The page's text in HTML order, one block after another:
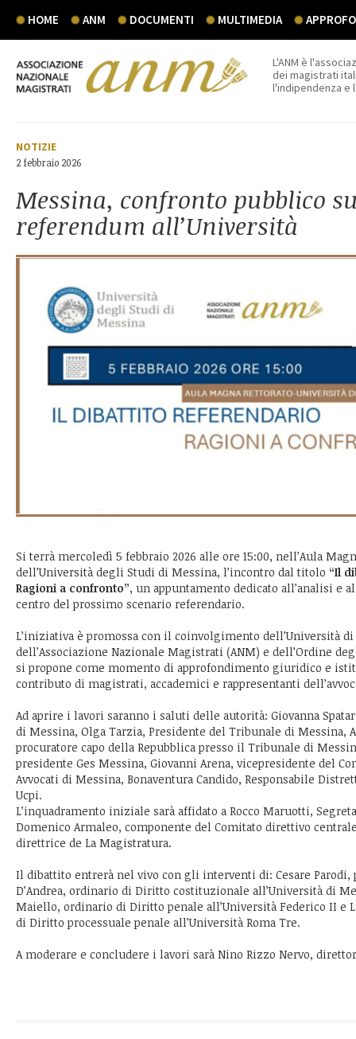
HOME ANM DOCUMENTI MULTIMEDIA
L'ANM è
dei magistrati
l'indipendenza e
NOTIZIE
2 febbraio 2026
Messina, confronto pubblico
referendum all’Università
Si terrà mercoledì 5 febbraio 2026 alle ore 15:00, nell’Aula
dell’Università degli Studi di Messina, l’incontro dal titolo “Il
Ragioni a confronto”, un appuntamento dedicato all’analisi e
centro del prossimo scenario referendario.
L’iniziativa è promossa con il coinvolgimento dell’Università
dell’Associazione Nazionale Magistrati (ANM) e dell’Ordine
si propone come momento di approfondimento giuridico e
contributo di magistrati, accademici e rappresentanti
Ad aprire i lavori saranno i saluti delle autorità: Giovanna
di Messina, Olga Tarzia, Presidente del Tribunale di Messina,
procuratore capo della Repubblica presso il Tribunale di
presidente Ges Messina, Giovanni Arena, vicepresidente del
Avvocati di Messina, Bonaventura Candido, Responsabile
Ucpi.
L’inquadramento iniziale sarà affidato a Rocco Maruotti,
Domenico Armaleo, componente del Comitato direttivo
direttrice de La Magistratura.
Il dibattito entrerà nel vivo con gli interventi di: Cesare Parodi,
D’Andrea, ordinario di Diritto costituzionale all’Università di
Maiello, ordinario di Diritto penale all’Università Federico II e
di Diritto processuale penale all’Università Roma Tre.
A moderare e concludere i lavori sarà Nino Rizzo Nervo,